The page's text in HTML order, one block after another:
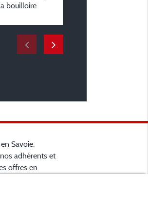
bouilloire
Savoie.
adhérents et
offres en